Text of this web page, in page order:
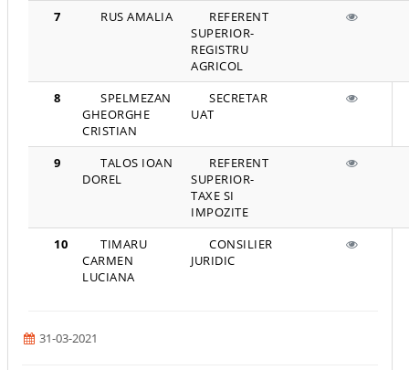
7
RUS AMALIA
REFERENT
SUPERIOR-
REGISTRU
AGRICOL
8
SPELMEZAN
GHEORGHE
CRISTIAN
SECRETAR
UAT
9
TALOS IOAN
DOREL
REFERENT
SUPERIOR-
TAXE SI
IMPOZITE
10
TIMARU
CARMEN
LUCIANA
CONSILIER
JURIDIC
31-03-2021